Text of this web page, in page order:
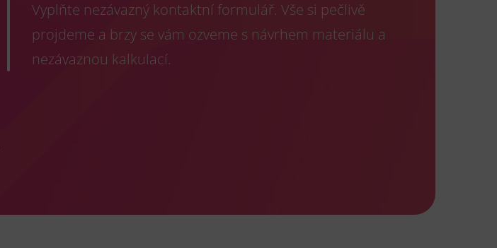
Vyplňte nezávazný kontaktní formulář. Vše si pečlivě
projdeme a brzy se vám ozveme s návrhem materiálu a
nezávaznou kalkulací.